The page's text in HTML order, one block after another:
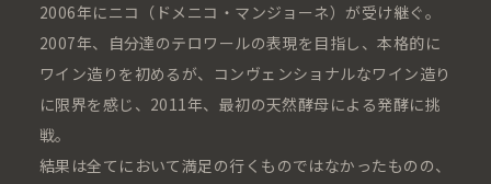
2006年にニコ（ドメニコ・マンジョーネ）が受け継ぐ。
2007年、自分達のテロワールの表現を目指し、本格的に
ワイン造りを初めるが、コンヴェンショナルなワイン造り
に限界を感じ、2011年、最初の天然酵母による発酵に挑
戦。
結果は全てにおいて満足の行くものではなかったものの、